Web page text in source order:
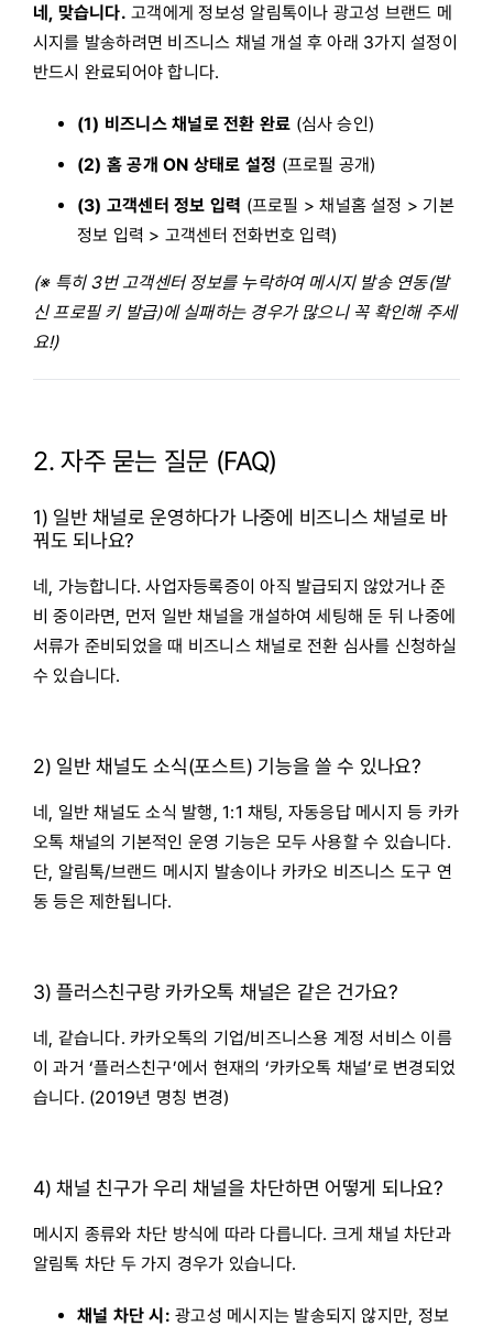
네, 맞습니다. 고객에게 정보성 알림톡이나 광고성 브랜드 메
시지를 발송하려면 비즈니스 채널 개설 후 아래 3가지 설정이
반드시 완료되어야 합니다.
(1) 비즈니스 채널로 전환 완료 (심사 승인)
(2) 홈 공개 ON 상태로 설정 (프로필 공개)
(3) 고객센터 정보 입력 (프로필 > 채널홈 설정 > 기본
정보 입력 > 고객센터 전화번호 입력)
(※ 특히 3번 고객센터 정보를 누락하여 메시지 발송 연동(발
신 프로필 키 발급)에 실패하는 경우가 많으니 꼭 확인해 주세
요!)
2. 자주 묻는 질문 (FAQ)
1) 일반 채널로 운영하다가 나중에 비즈니스 채널로 바
꿔도 되나요?
네, 가능합니다.사업자등록증이 아직 발급되지 않았거나 준
비 중이라면, 먼저 일반 채널을 개설하여 세팅해 둔 뒤 나중에
서류가 준비되었을 때 비즈니스 채널로 전환 심사를 신청하실
수 있습니다.
2) 일반 채널도 소식(포스트) 기능을 쓸 수 있나요?
네, 일반 채널도 소식 발행, 1:1 채팅, 자동응답 메시지 등 카카
오톡 채널의 기본적인 운영 기능은 모두 사용할 수 있습니다.
단, 알림톡/브랜드 메시지 발송이나 카카오 비즈니스 도구 연
동 등은 제한됩니다.
3) 플러스친구랑 카카오톡 채널은 같은 건가요?
네, 같습니다. 카카오톡의 기업/비즈니스용 계정 서비스 이름
이 과거 ‘플러스친구’에서 현재의 ‘카카오톡 채널’로 변경되었
습니다. (2019년 명칭 변경)
4) 채널 친구가 우리 채널을 차단하면 어떻게 되나요?
메시지 종류와 차단 방식에 따라 다릅니다. 크게 채널 차단과
알림톡 차단 두 가지 경우가 있습니다.
채널 차단 시: 광고성 메시지는 발송되지 않지만, 정보